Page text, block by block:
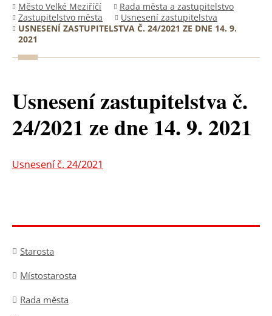
Město Velké Meziříčí
Rada města a zastupitelstvo
Zastupitelstvo města
Usnesení zastupitelstva
USNESENÍ ZASTUPITELSTVA Č. 24/2021 ZE DNE 14. 9.
2021
Usnesení zastupitelstva č.
24/2021 ze dne 14. 9. 2021
Usnesení č. 24/2021
Starosta
Místostarosta
Rada města